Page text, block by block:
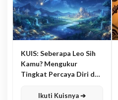
KUIS: Seberapa Leo Sih
Kamu? Mengukur
Tingkat Percaya Diri dan
Ikuti Kuisnya ➔